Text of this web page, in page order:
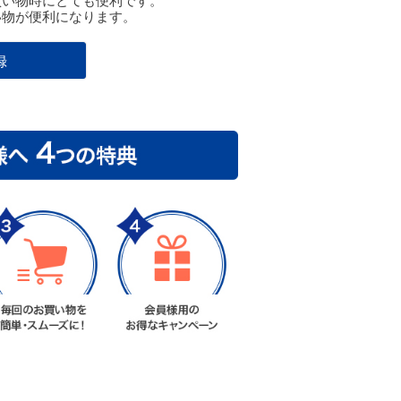
が便利になります。